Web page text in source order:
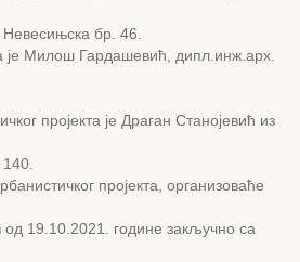
бр. 46.
је Милош Гардашевић, дипл.инж.арх.
пројекта је Драган Станојевић из
пројекта, организоваће
19.10.2021. године закључно са